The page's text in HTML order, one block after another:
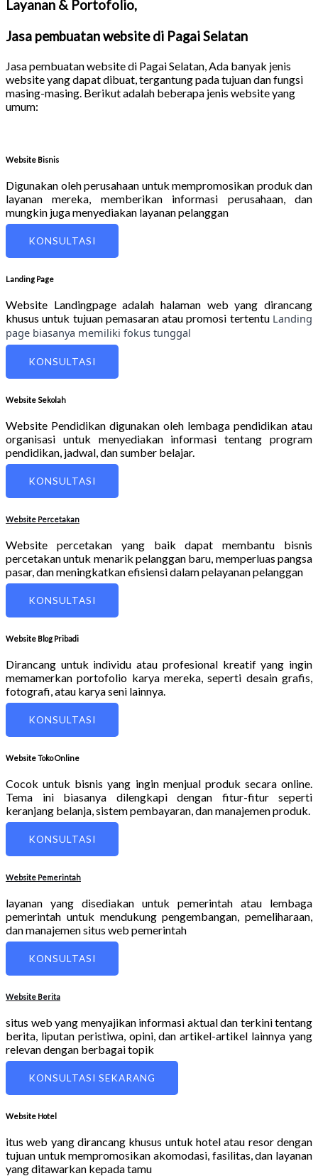
Layanan & Portofolio,
Jasa pembuatan website di Pagai Selatan
Jasa pembuatan website di Pagai Selatan, Ada banyak jenis
website yang dapat dibuat, tergantung pada tujuan dan fungsi
masing-masing. Berikut adalah beberapa jenis website yang
umum:
Website Bisnis
Digunakan oleh perusahaan untuk mempromosikan produk dan
layanan mereka, memberikan informasi perusahaan, dan
mungkin juga menyediakan layanan pelanggan
KONSULTASI
Landing Page
Website Landingpage adalah halaman web yang dirancang
khusus untuk tujuan pemasaran atau promosi tertentu Landing
page biasanya memiliki fokus tunggal
KONSULTASI
Website Sekolah
Website Pendidikan digunakan oleh lembaga pendidikan atau
organisasi untuk menyediakan informasi tentang program
pendidikan, jadwal, dan sumber belajar.
KONSULTASI
Website Percetakan
Website percetakan yang baik dapat membantu bisnis
percetakan untuk menarik pelanggan baru, memperluas pangsa
pasar, dan meningkatkan efisiensi dalam pelayanan pelanggan
KONSULTASI
Website Blog Pribadi
Dirancang untuk individu atau profesional kreatif yang ingin
memamerkan portofolio karya mereka, seperti desain grafis,
fotografi, atau karya seni lainnya.
KONSULTASI
Website Toko Online
Cocok untuk bisnis yang ingin menjual produk secara online.
Tema ini biasanya dilengkapi dengan fitur-fitur seperti
keranjang belanja, sistem pembayaran, dan manajemen produk.
KONSULTASI
Website Pemerintah
layanan yang disediakan untuk pemerintah atau lembaga
pemerintah untuk mendukung pengembangan, pemeliharaan,
dan manajemen situs web pemerintah
KONSULTASI
Website Berita
situs web yang menyajikan informasi aktual dan terkini tentang
berita, liputan peristiwa, opini, dan artikel-artikel lainnya yang
relevan dengan berbagai topik
KONSULTASI SEKARANG
Website Hotel
itus web yang dirancang khusus untuk hotel atau resor dengan
tujuan untuk mempromosikan akomodasi, fasilitas, dan layanan
yang ditawarkan kepada tamu